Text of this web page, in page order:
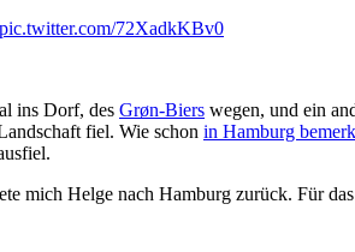
pic.twitter.com/72XadkKBv0
ins Dorf, des Grøn-Biers wegen, und ein
fiel. Wie schon in Hamburg
mich Helge nach Hamburg zurück. Für